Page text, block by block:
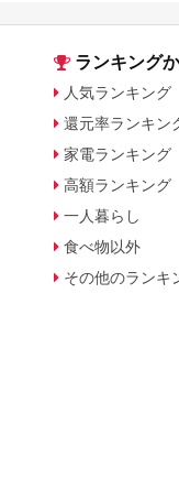
ランキング
人気ランキング
還元率ランキン
家電ランキング
高額ランキング
一人暮らし
食べ物以外
その他のランキ